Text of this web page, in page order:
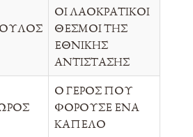
ΟΙ ΛΑΟΚΡΑΤΙΚΟΙ
ΘΕΣΜΟΙ ΤΗΣ
ΕΘΝΙΚΗΣ
ΑΝΤΙΣΤΑΣΗΣ
Ο ΓΕΡΟΣ ΠΟΥ
ΦΟΡΟΥΣΕ ΕΝΑ
ΚΑΠΕΛΟ